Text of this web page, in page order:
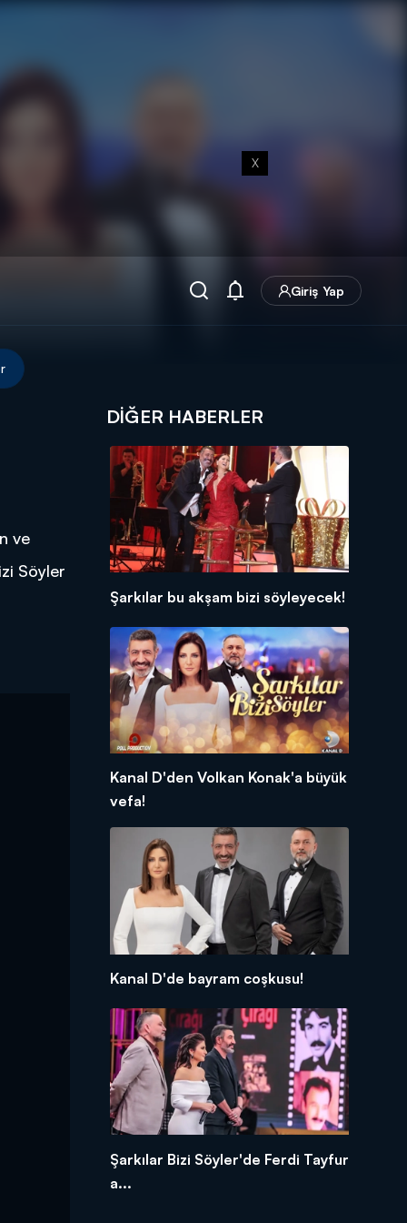
X
Giriş Yap
ve
Söyler
DIĞER HABERLER
Şarkılar bu akşam bizi söyleyecek!
Kanal D'den Volkan Konak'a büyük
vefa!
Kanal D'de bayram coşkusu!
Şarkılar Bizi Söyler'de Ferdi Tayfur
a...